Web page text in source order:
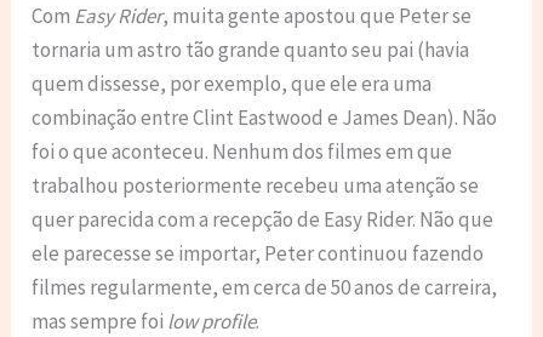
Com Easy Rider, muita gente apostou que Peter se
tornaria um astro tão grande quanto seu pai (havia
quem dissesse, por exemplo, que ele era uma
combinação entre Clint Eastwood e James Dean). Não
foi o que aconteceu. Nenhum dos filmes em que
trabalhou posteriormente recebeu uma atenção se
quer parecida com a recepção de Easy Rider. Não que
ele parecesse se importar, Peter continuou fazendo
filmes regularmente, em cerca de 50 anos de carreira,
mas sempre foi low profile.